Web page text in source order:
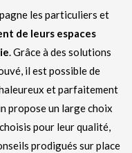
les particuliers et
de leurs espaces
. Grâce à des solutions
il est possible de
et parfaitement
propose un large choix
pour leur qualité,
prodigués sur place